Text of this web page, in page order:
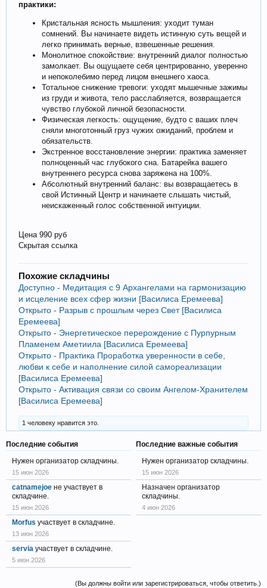
практики:
Кристальная ясность мышления: уходит туман
сомнений. Вы начинаете видеть истинную суть вещей и
легко принимать верные, взвешенные решения.
Монолитное спокойствие: внутренний диалог полностью
замолкает. Вы ощущаете себя центрированно, уверенно
и непоколебимо перед лицом внешнего хаоса.
Тотальное снижение тревоги: уходят мышечные зажимы
из груди и живота, тело расслабляется, возвращается
чувство глубокой личной безопасности.
Физическая легкость: ощущение, будто с ваших плеч
сняли многотонный груз чужих ожиданий, проблем и
обязательств.
Экстренное восстановление энергии: практика заменяет
полноценный час глубокого сна. Батарейка вашего
внутреннего ресурса снова заряжена на 100%.
Абсолютный внутренний баланс: вы возвращаетесь в
свой Истинный Центр и начинаете слышать чистый,
неискаженный голос собственной интуиции.
Цена 990 руб
Скрытая ссылка
Похожие складчины
Доступно - Медитация с 9 Архангелами на гармонизацию
и исцеление всех сфер жизни [Василиса Еремеева]
Открыто - Разрыв с прошлым через Свет [Василиса
Еремеева]
Открыто - Энергетическое перерождение с Пурпурным
Пламенем Аметиила [Василиса Еремеева]
Открыто - Практика Проработка уверенности в себе,
любви к себе и наполнение силой самореализации
[Василиса Еремеева]
Открыто - Активация связи со своим Ангелом-Хранителем
[Василиса Еремеева]
1 человеку нравится это.
Последние события
Нужен организатор складчины.
15 июн 2026
catnamejoe не участвует в
складчине.
15 июн 2026
Morfus участвует в складчине.
13 июн 2026
servia участвует в складчине.
5 июн 2026
Последние важные события
Нужен организатор складчины.
15 июн 2026
Назначен организатор
складчины.
4 июн 2026
(Вы должны войти или зарегистрироваться, чтобы ответить.)